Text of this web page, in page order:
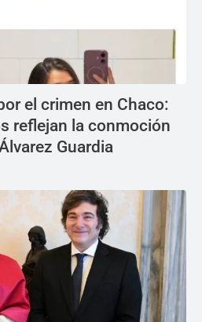
el crimen en Chaco:
reflejan la conmoción
Guardia